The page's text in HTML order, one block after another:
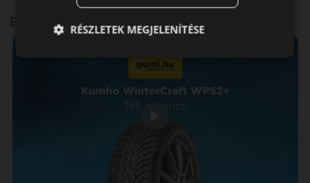
Bemutató videó a mintáról
RÉSZLETEK MEGJELENÍTÉSE